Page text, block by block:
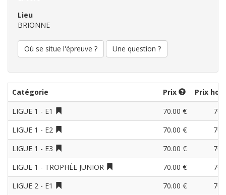
Lieu
BRIONNE
Où se situe l'épreuve ? Une question ?
Catégorie Prix
Prix
LIGUE 1 - E1
70.00 €
LIGUE 1 - E2
70.00 €
LIGUE 1 - E3
70.00 €
LIGUE 1 - TROPHÉE JUNIOR
70.00 €
LIGUE 2 - E1
70.00 €